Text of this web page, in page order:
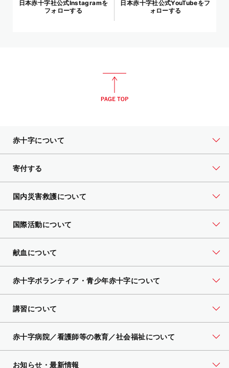
日本赤十字社公式Instagramを
フォローする
日本赤十字社公式YouTubeをフ
ォローする
赤十字について
寄付する
国内災害救護について
国際活動について
献血について
赤十字ボランティア・青少年赤十字について
講習について
赤十字病院／看護師等の教育／社会福祉について
お知らせ・最新情報